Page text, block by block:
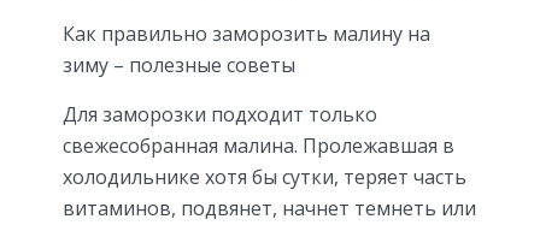
Как правильно заморозить малину на
зиму – полезные советы
Для заморозки подходит только
свежесобранная малина. Пролежавшая в
холодильнике хотя бы сутки, теряет часть
витаминов, подвянет, начнет темнеть или